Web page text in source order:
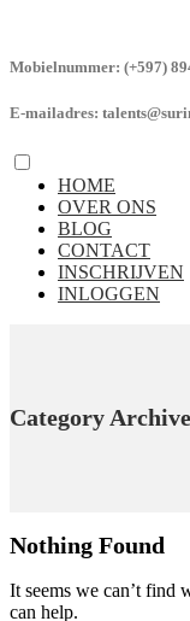
Mobielnummer: (+597)
E-mailadres:
HOME
OVER ONS
BLOG
CONTACT
INSCHRIJVEN
INLOGGEN
Category
Nothing Found
It seems we can’t find
can help.